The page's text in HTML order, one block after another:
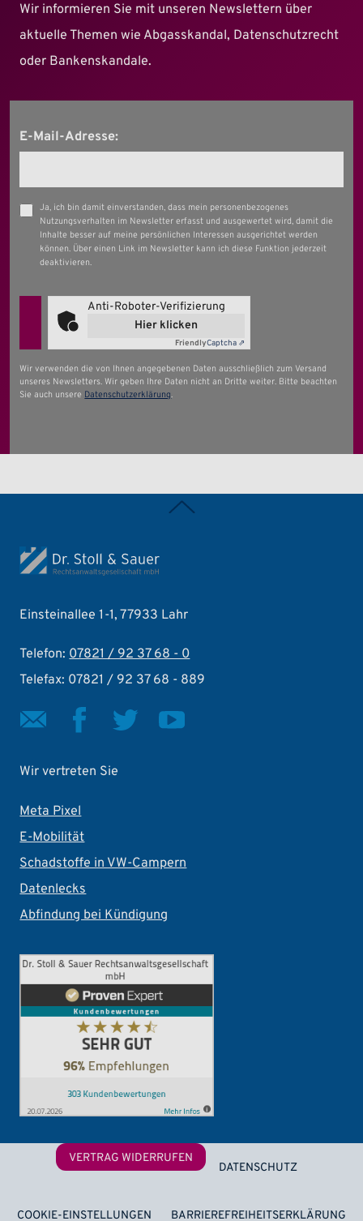
Wir informieren Sie mit unseren Newslettern über
aktuelle Themen wie Abgasskandal, Datenschutzrecht
oder Bankenskandale.
E-Mail-Adresse:
Ja, ich bin damit einverstanden, dass mein personenbezogenes
Nutzungsverhalten im Newsletter erfasst und ausgewertet wird, damit die
Inhalte besser auf meine persönlichen Interessen ausgerichtet werden
können. Über einen Link im Newsletter kann ich diese Funktion jederzeit
deaktivieren.
Anti-Roboter-Verifizierung
Hier klicken
FriendlyCaptcha ⇗
Wir verwenden die von Ihnen angegebenen Daten ausschließlich zum Versand
unseres Newsletters. Wir geben Ihre Daten nicht an Dritte weiter. Bitte beachten
Sie auch unsere Datenschutzerklärung.
Zurück nach oben
Einsteinallee 1-1, 77933 Lahr
Telefon: 07821 / 92 37 68 - 0
Telefax: 07821 / 92 37 68 - 889
Wir vertreten Sie
Meta Pixel
E-Mobilität
Schadstoffe in VW-Campern
Datenlecks
Abfindung bei Kündigung
Footer VERTRAG WIDERRUFEN
DATENSCHUTZ
COOKIE-EINSTELLUNGEN BARRIEREFREIHEITSERKLÄRUNG